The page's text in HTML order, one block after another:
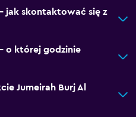
jak skontaktować się z
o której godzinie
Jumeirah Burj Al